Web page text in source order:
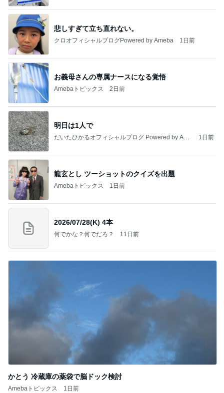
悲しすぎて立ち直れない。
クロオフィシャルブログPowered by Ameba 1日前
お義母さんの専属ナースになる覚悟
Amebaトピックス 2日前
明日は1人で
だいたひかるオフィシャルブログ Powered by Ame
1日前
龍玄とし ツーショットのクイズを出題
Amebaトピックス 1日前
2026/07/28(K) 4本
何でかな？何でだろ？ 11日前
かとう 冷蔵庫の薬袋で脳ドック検討
Amebaトピックス 1日前